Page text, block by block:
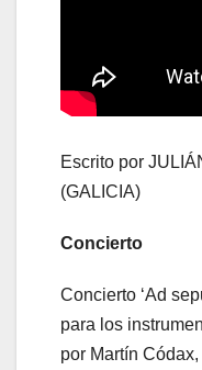
Escrito por
(GALICIA)
Concierto
Concierto ‘Ad
para los
por Martín